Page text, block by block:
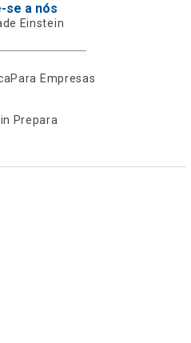
se a nós
Einstein
Para Empresas
Prepara